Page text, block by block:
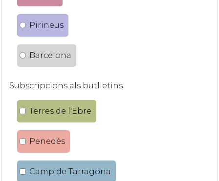
Pirineus
Barcelona
Subscripcions als butlletins
Terres de l'Ebre
Penedès
Camp de Tarragona